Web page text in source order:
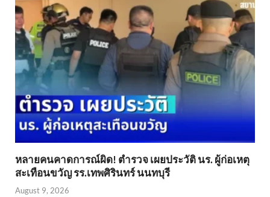
หลายคนคาดการณ์ผิด! ตำรวจ เผยประวัติ นร. ผู้ก่อเหตุ
สะเทือนขวัญ รร.เทพศิรินทร์ นนทบุรี
August 9, 2026